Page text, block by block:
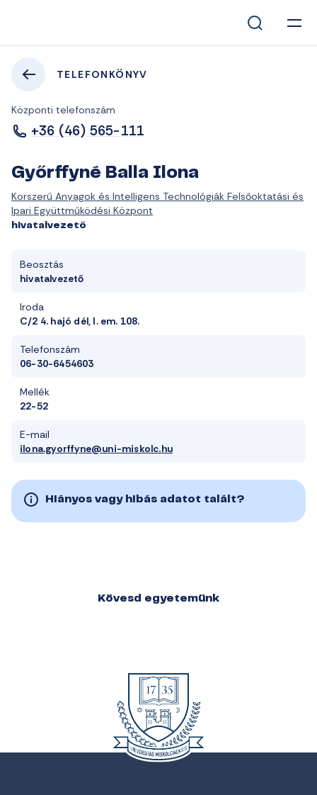
TELEFONKÖNYV
Központi telefonszám
+36 (46) 565-111
Győrffyné Balla Ilona
Korszerű Anyagok és Intelligens Technológiák Felsőoktatási és
Ipari Együttműködési Központ
hivatalvezető
Beosztás
hivatalvezető
Iroda
C/2 4. hajó dél, I. em. 108.
Telefonszám
06-30-6454603
Mellék
22-52
E-mail
ilona.gyorffyne@uni-miskolc.hu
Hiányos vagy hibás adatot talált?
Kövesd egyetemünk